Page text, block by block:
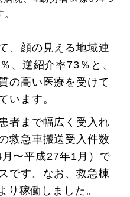
、顔の見える地域連
、逆紹介率73％と、
の高い医療を受けて
います。
者まで幅広く受入れ
救急車搬送受入件数
〜平成27年1月）で
です。なお、救急棟
り稼働しました。